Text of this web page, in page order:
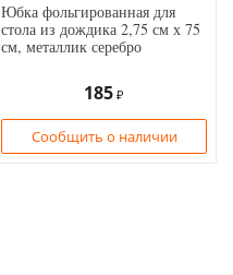
Юбка фольгированная для
стола из дождика 2,75 см х 75
см, металлик серебро
185 ₽
Сообщить о наличии